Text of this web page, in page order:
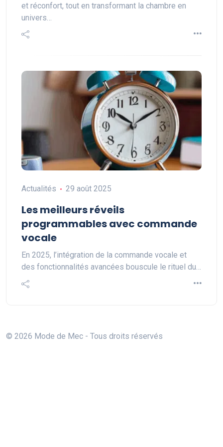
et réconfort, tout en transformant la chambre en
univers…
Actualités 29 août 2025
Les meilleurs réveils
programmables avec commande
vocale
En 2025, l’intégration de la commande vocale et
des fonctionnalités avancées bouscule le rituel du…
© 2026 Mode de Mec - Tous droits réservés